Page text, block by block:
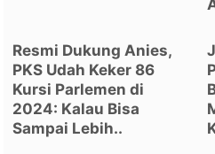
Resmi Dukung Anies,
PKS Udah Keker 86
Kursi Parlemen di
2024: Kalau Bisa
Sampai Lebih..